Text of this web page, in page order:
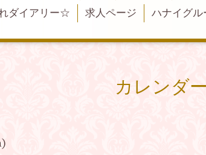
ダイアリー☆
求人ページ ハナイグル
カレンダー